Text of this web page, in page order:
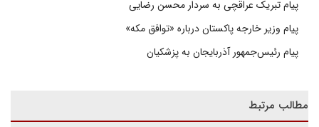
پیام تبریک عراقچی به سردار محسن رضایی
پیام وزیر خارجه پاکستان درباره «توافق مکه»
پیام رئیس‌جمهور آذربایجان به پزشکیان
مطالب مرتبط